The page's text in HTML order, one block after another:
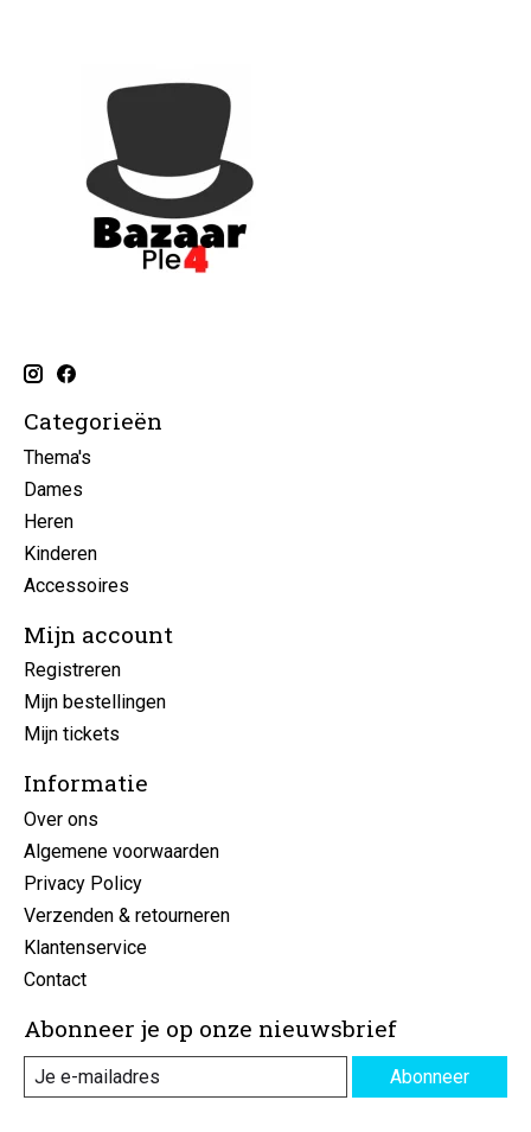
Categorieën
Thema's
Dames
Heren
Kinderen
Accessoires
Mijn account
Registreren
Mijn bestellingen
Mijn tickets
Informatie
Over ons
Algemene voorwaarden
Privacy Policy
Verzenden & retourneren
Klantenservice
Contact
Abonneer je op onze nieuwsbrief
Abonneer